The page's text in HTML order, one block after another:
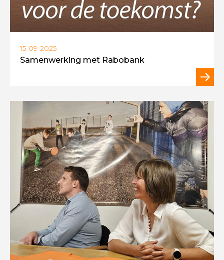
15-09-2025
Samenwerking met Rabobank